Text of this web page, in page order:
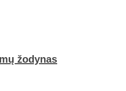
žodynas